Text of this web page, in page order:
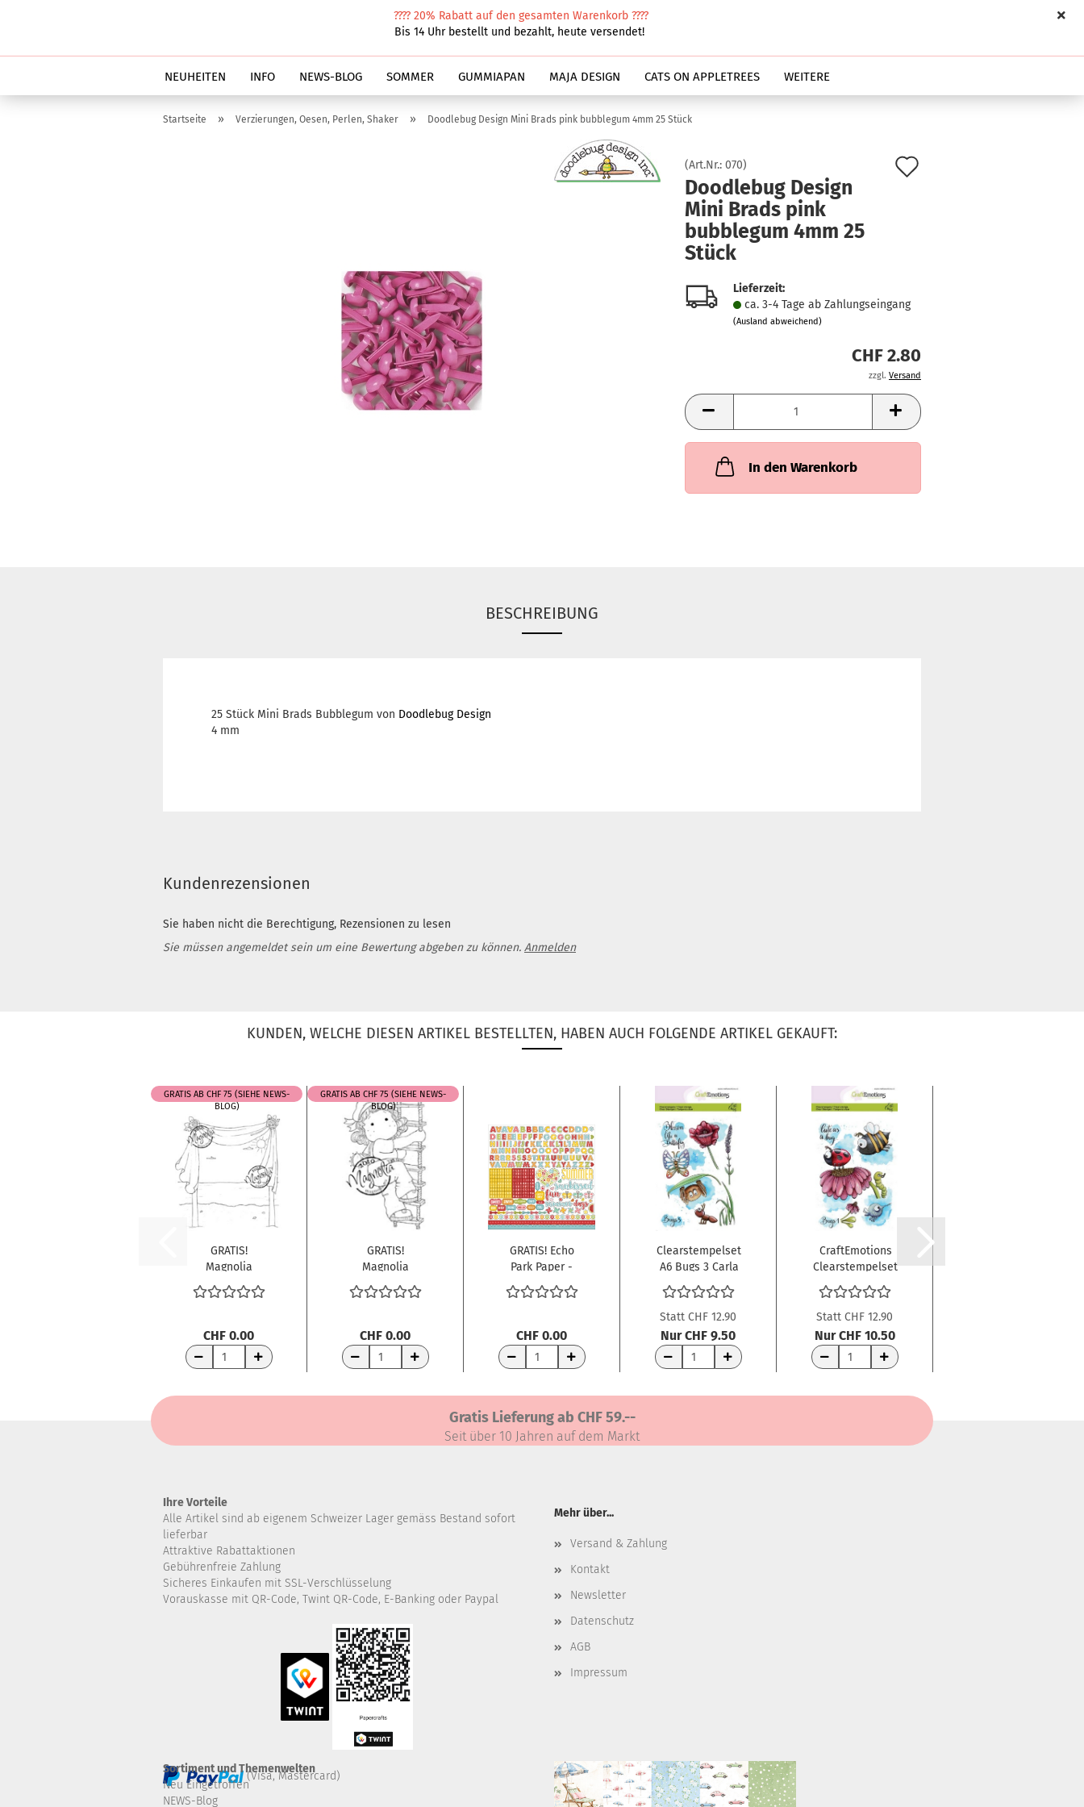
???? 20% Rabatt auf den gesamten Warenkorb ????
Bis 14 Uhr bestellt und bezahlt, heute versendet!
NEUHEITEN INFO NEWS-BLOG SOMMER GUMMIAPAN MAJA DESIGN CATS ON APPLETREES WEITERE
Startseite » Verzierungen, Oesen, Perlen, Shaker » Doodlebug Design Mini Brads pink bubblegum 4mm 25 Stück
(Art.Nr.: 070)
Doodlebug Design
Mini Brads pink
bubblegum 4mm 25
Stück
Lieferzeit:
ca. 3-4 Tage ab Zahlungseingang
(Ausland abweichend)
CHF 2.80
zzgl. Versand
In den Warenkorb
BESCHREIBUNG
25 Stück Mini Brads Bubblegum von Doodlebug Design
4 mm
Kundenrezensionen
Sie haben nicht die Berechtigung, Rezensionen zu lesen
Sie müssen angemeldet sein um eine Bewertung abgeben zu können. Anmelden
KUNDEN, WELCHE DIESEN ARTIKEL BESTELLTEN, HABEN AUCH FOLGENDE ARTIKEL GEKAUFT:
GRATIS AB CHF 75 (SIEHE NEWS-
BLOG)
GRATIS!
Magnolia
Clingstempel
Wedding
CHF 0.00
GRATIS AB CHF 75 (SIEHE NEWS-
BLOG)
GRATIS!
Magnolia
Clingstempel
Bon Voyage...
CHF 0.00
GRATIS! Echo
Park Paper -
Stickerbogen
Happy...
CHF 0.00
Clearstempelset
A6 Bugs 3 Carla
Creaties
Statt CHF 12.90
Nur CHF 9.50
CraftEmotions
Clearstempelset
A6 Bugs 1
Carla...
Statt CHF 12.90
Nur CHF 10.50
Gratis Lieferung ab CHF 59.--
Seit über 10 Jahren auf dem Markt
Ihre Vorteile
Alle Artikel sind ab eigenem Schweizer Lager gemäss Bestand sofort
lieferbar
Attraktive Rabattaktionen
Gebührenfreie Zahlung
Sicheres Einkaufen mit SSL-Verschlüsselung
Vorauskasse mit QR-Code, Twint QR-Code, E-Banking oder Paypal
(Visa, Mastercard)
Mehr über...
Versand & Zahlung
Kontakt
Newsletter
Datenschutz
AGB
Impressum
Sortiment und Themenwelten
Neu Eingetroffen
NEWS-Blog